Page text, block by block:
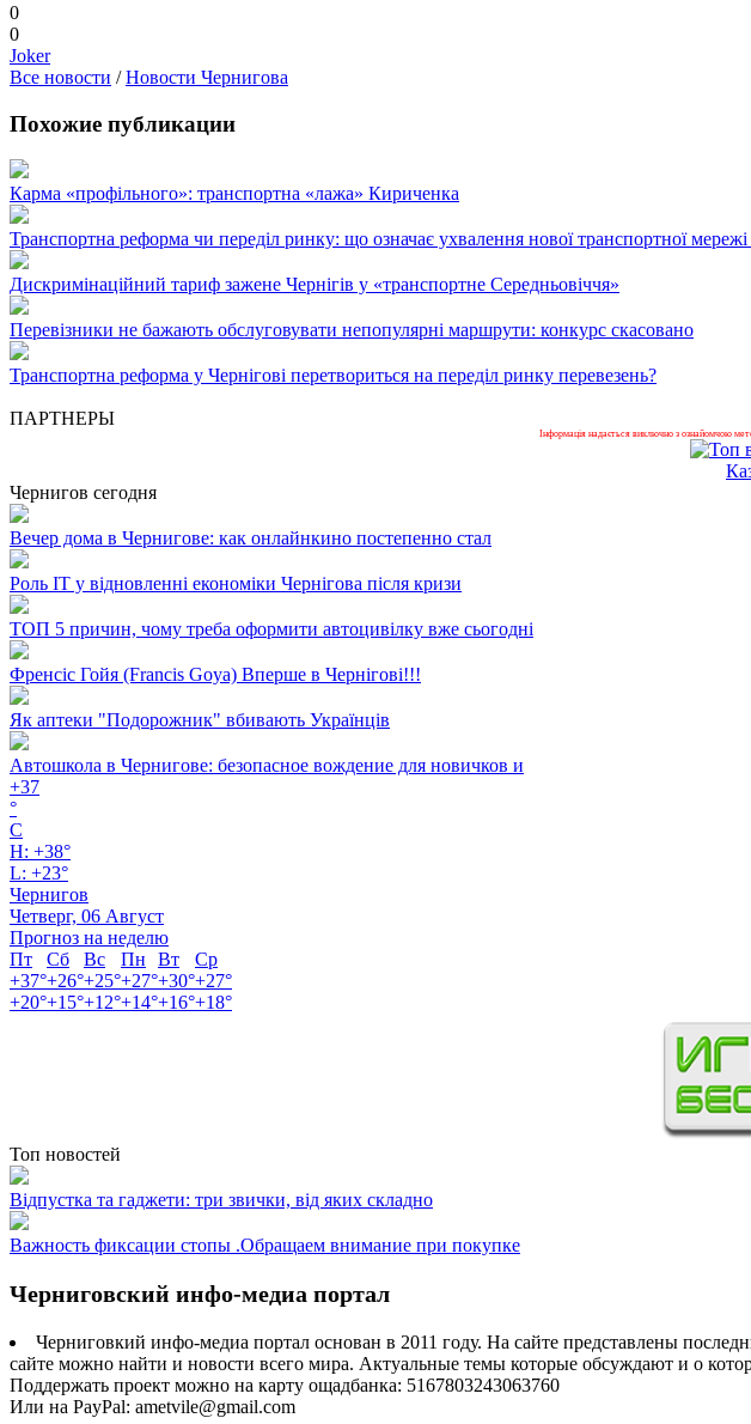
0
0
Joker
Все новости /Новости Чернигова
Похожие публикации
Карма «профільного»: транспортна «лажа» Кириченка
Транспортна реформа чи переділ ринку: що означає ухвалення нової транспортної мережі
Дискримінаційний тариф зажене Чернігів у «транспортне Середньовіччя»
Перевізники не бажають обслуговувати непопулярні маршрути: конкурс скасовано
Транспортна реформа у Чернігові перетвориться на переділ ринку перевезень?
ПАРТНЕРЫ
Інформація надається виключно з ознайомчою
Чернигов сегодня
Вечер дома в Чернигове: как онлайнкино постепенно стал
Роль ІТ у відновленні економіки Чернігова після кризи
ТОП 5 причин, чому треба оформити автоцивілку вже сьогодні
Френсіс Гойя (Francis Goya) Вперше в Чернігові!!!
Як аптеки "Подорожник" вбивають Українців
Автошкола в Чернигове: безопасное вождение для новичков и
+37
°
C
H: +38°
L: +23°
Чернигов
Четверг, 06 Август
Прогноз на неделю
Пт
Сб Вс Пн Вт
Ср
+37°+26°+25°+27°+30°+27°
+20°+15°+12°+14°+16°+18°
Топ новостей
Відпустка та гаджети: три звички, від яких складно
Важность фиксации стопы .Обращаем внимание при покупке
Черниговский инфо-медиа портал
Черниговкий инфо-медиа портал основан в 2011 году. На сайте представлены
сайте можно найти и новости всего мира. Актуальные темы которые обсуждают и о
Поддержать проект можно на карту ощадбанка: 5167803243063760
Или на PayPal: ametvile@gmail.com